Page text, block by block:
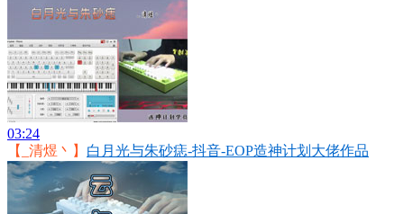
03:24
【_清煜丶】 白月光与朱砂痣-抖音-EOP造神计划大佬作品